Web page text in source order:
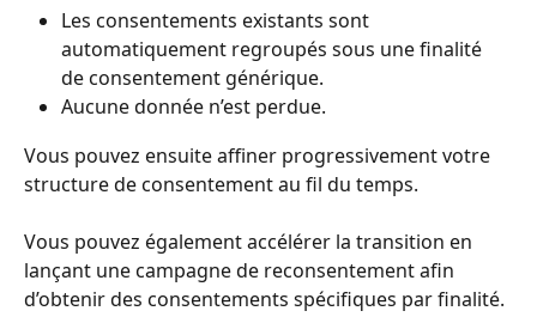
Les consentements existants sont
automatiquement regroupés sous une finalité
de consentement générique.
Aucune donnée n’est perdue.
Vous pouvez ensuite affiner progressivement votre
structure de consentement au fil du temps.
Vous pouvez également accélérer la transition en
lançant une campagne de reconsentement afin
d’obtenir des consentements spécifiques par finalité.